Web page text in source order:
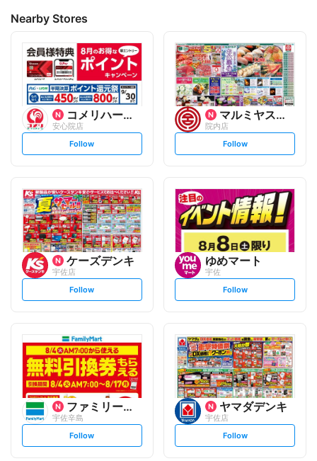
Nearby Stores
コメリハード&グリーン
安心院店
s
t
l
o
w
Follow
マルミヤストア
院内店
s
t
l
o
w
Follow
ケーズデンキ
宇佐店
s
t
l
o
w
Follow
ゆめマート
宇佐
s
t
l
o
w
Follow
ファミリーマート
宇佐辛島
s
t
Follow
ヤマダデンキ
宇佐店
s
t
Follow